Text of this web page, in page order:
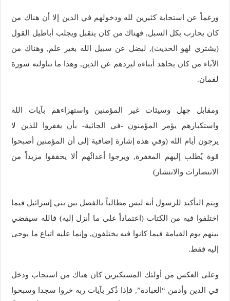
ورغماً عن استجابة كثيرين لله ودخولهم في الدين إلا أن هناك من
كان يحارب بكل السبل, فهناك من كان يتقبل ويجلب أباطيل القول
(يشتري لهو الحديث), ليضل عن سبيل الله بغير علم, وهناك من
الآباء من كان يجاهد أبناءه ليردهم عن الدين, وهذا ما تناولته سورة
لقمان.
ومقابل جهل وسيئات غير المؤمنين واستهزاءهم بآيات الله
واستكبارهم يؤمر المؤمنون -في الجاثية- بأن يغفروا للذين لا
يرجون أيام الله (وفي هذه إشارة إضافية إلى أن المؤمنين أصبحوا
قوة يُطلب إليهم المغفرة, ويرجوا أعدائُهم ألا يحققوا مزيداً من
الانتصارات والانتشار)
ويتم التأكيد للرسول أنه ليس مطالباً بالفصل بين بني إسرائيل فيما
اختلفوا فيه من الكتاب (اعتماداً على ما أنزل إليه) فالله سيقضي
بينهم يوم القيامة فيما كانوا فيه يختلفون, وإنما عليه اتباع ما يوحى
إليه فقط.
وعلى العكس من أولئك المستكبرين كان هناك من استجاب ودخل
في الدين وأدمن “العبادة”, فإذا ذُكر بآيات ربه خروا سجدا وسبحوا